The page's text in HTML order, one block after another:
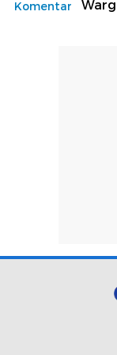
Komentar